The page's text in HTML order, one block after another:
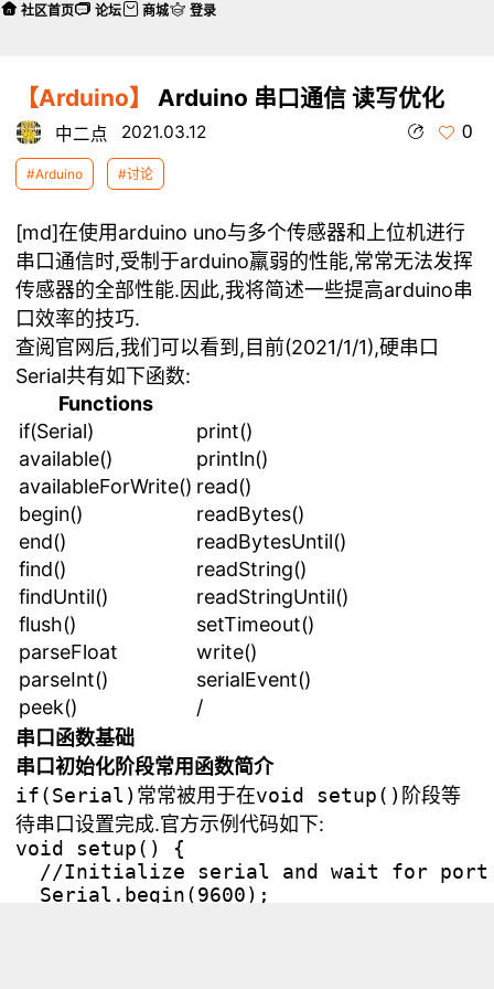
【Arduino】 Arduino 串口通信 读写优化
中二点 2021.03.12 0
#Arduino #讨论
[md]在使用arduino uno与多个传感器和上位机进行
串口通信时,受制于arduino羸弱的性能,常常无法发挥
传感器的全部性能.因此,我将简述一些提高arduino串
口效率的技巧.
查阅官网后,我们可以看到,目前(2021/1/1),硬串口
Serial共有如下函数:
Functions
if(Serial)
print()
available()
println()
availableForWrite() read()
begin()
readBytes()
end()
readBytesUntil()
find()
readString()
findUntil()
readStringUntil()
flush()
setTimeout()
parseFloat
write()
parseInt()
serialEvent()
peek()
/
串口函数基础
串口初始化阶段常用函数简介
if(Serial) 常常被用于在void setup() 阶段等
待串口设置完成.官方示例代码如下:
void setup() {
//Initialize serial and wait for
  Serial.begin(9600);
社区首页 论坛 商城 登录